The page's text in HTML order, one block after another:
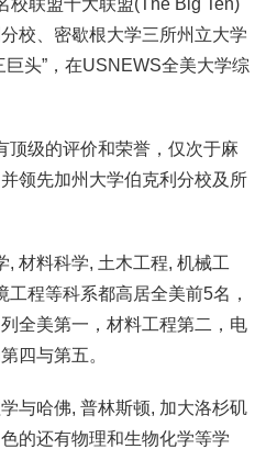
校联盟十大联盟(The Big Ten)
校、密歇根大学三所州立大学
头”，在USNEWS全美大学综
顶级的评价和荣誉，仅次于麻
领先加州大学伯克利分校及所
材料科学, 土木工程, 机械工
程等科系都高居全美前5名，
全美第一，材料工程第二，电
四与第五。
与哈佛, 普林斯顿, 加大洛杉矶
的还有物理和生物化学等学